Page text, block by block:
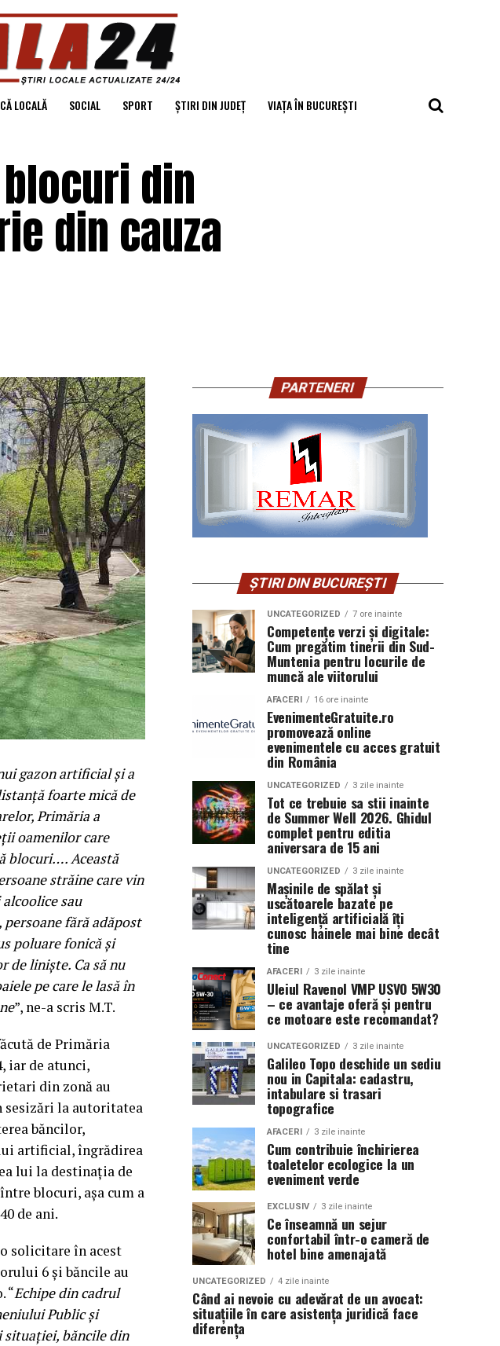
LOCALĂ SOCIAL SPORT ȘTIRI DIN JUDEȚ VIAȚA ÎN BUCUREȘTI
din
din cauza
gazon artificial și a
foarte mică de
Primăria a
oamenilor care
blocuri…. Această
străine care vin
sau
fără adăpost
poluare fonică și
de liniște. Ca să nu
pe care le lasă în
”, ne-a scris M.T.
de Primăria
iar de atunci,
din zonă au
sesizări la autoritatea
băncilor,
artificial, îngrădirea
lui la destinația de
blocuri, așa cum a
de ani.
solicitare în acest
6 și băncile au
“Echipe din cadrul
Public și
situației, băncile din
PARTENERI
ȘTIRI DIN BUCUREȘTI
UNCATEGORIZED 7 ore inainte
Competențe verzi și digitale:
Cum pregătim tinerii din Sud-
Muntenia pentru locurile de
muncă ale viitorului
AFACERI 16 ore inainte
EvenimenteGratuite.ro
promovează online
evenimentele cu acces gratuit
din România
UNCATEGORIZED 3 zile inainte
Tot ce trebuie sa stii inainte
de Summer Well 2026. Ghidul
complet pentru editia
aniversara de 15 ani
UNCATEGORIZED 3 zile inainte
Mașinile de spălat și
uscătoarele bazate pe
inteligență artificială îți
cunosc hainele mai bine decât
tine
AFACERI 3 zile inainte
Uleiul Ravenol VMP USVO 5W30
– ce avantaje oferă și pentru
ce motoare este recomandat?
UNCATEGORIZED 3 zile inainte
Galileo Topo deschide un sediu
nou in Capitala: cadastru,
intabulare si trasari
topografice
AFACERI 3 zile inainte
Cum contribuie închirierea
toaletelor ecologice la un
eveniment verde
EXCLUSIV 3 zile inainte
Ce înseamnă un sejur
confortabil într-o cameră de
hotel bine amenajată
UNCATEGORIZED 4 zile inainte
Când ai nevoie cu adevărat de un avocat:
situațiile în care asistența juridică face
diferența